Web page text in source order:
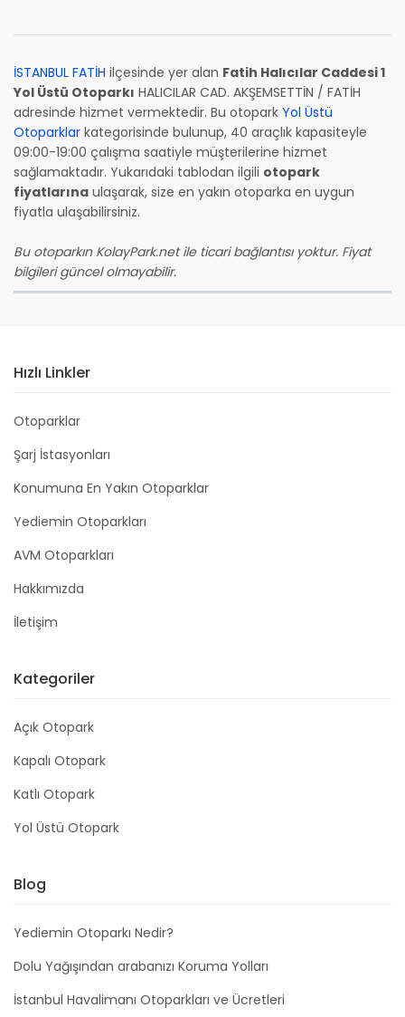
İSTANBUL FATİH ilçesinde yer alan Fatih Halıcılar Caddesi 1
Yol Üstü Otoparkı HALICILAR CAD. AKŞEMSETTİN / FATİH
adresinde hizmet vermektedir. Bu otopark Yol Üstü
Otoparklar kategorisinde bulunup, 40 araçlık kapasiteyle
09:00-19:00 çalışma saatiyle müşterilerine hizmet
sağlamaktadır. Yukarıdaki tablodan ilgili otopark
fiyatlarına ulaşarak, size en yakın otoparka en uygun
fiyatla ulaşabilirsiniz.
Bu otoparkın KolayPark.net ile ticari bağlantısı yoktur. Fiyat
bilgileri güncel olmayabilir.
Hızlı Linkler
Otoparklar
Şarj İstasyonları
Konumuna En Yakın Otoparklar
Yediemin Otoparkları
AVM Otoparkları
Hakkımızda
İletişim
Kategoriler
Açık Otopark
Kapalı Otopark
Katlı Otopark
Yol Üstü Otopark
Blog
Yediemin Otoparkı Nedir?
Dolu Yağışından arabanızı Koruma Yolları
İstanbul Havalimanı Otoparkları ve Ücretleri